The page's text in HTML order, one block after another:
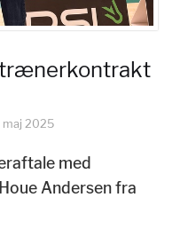
trænerkontrakt
maj 2025
med
Andersen fra